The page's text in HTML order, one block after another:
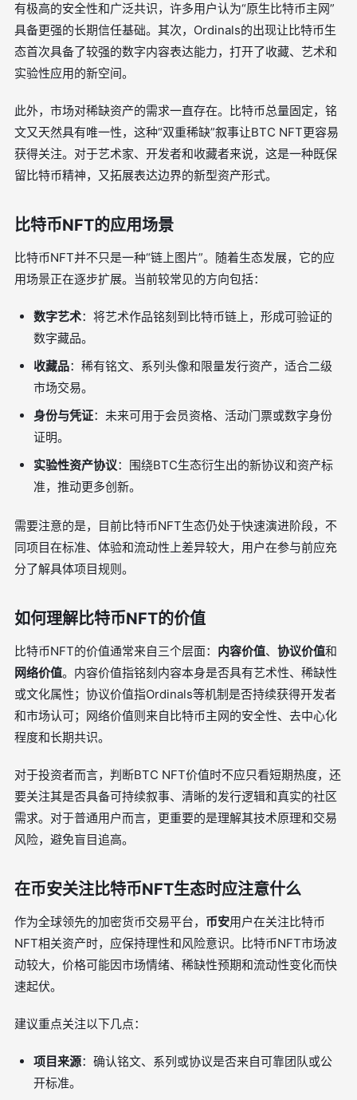
有极高的安全性和广泛共识，许多用户认为“原生比特币主网”
具备更强的长期信任基础。其次，Ordinals的出现让比特币生
态首次具备了较强的数字内容表达能力，打开了收藏、艺术和
实验性应用的新空间。
此外，市场对稀缺资产的需求一直存在。比特币总量固定，铭
文又天然具有唯一性，这种“双重稀缺”叙事让BTC NFT更容易
获得关注。对于艺术家、开发者和收藏者来说，这是一种既保
留比特币精神，又拓展表达边界的新型资产形式。
比特币NFT的应用场景
比特币NFT并不只是一种“链上图片”。随着生态发展，它的应
用场景正在逐步扩展。当前较常见的方向包括：
数字艺术：将艺术作品铭刻到比特币链上，形成可验证的
数字藏品。
收藏品：稀有铭文、系列头像和限量发行资产，适合二级
市场交易。
身份与凭证：未来可用于会员资格、活动门票或数字身份
证明。
实验性资产协议：围绕BTC生态衍生出的新协议和资产标
准，推动更多创新。
需要注意的是，目前比特币NFT生态仍处于快速演进阶段，不
同项目在标准、体验和流动性上差异较大，用户在参与前应充
分了解具体项目规则。
如何理解比特币NFT的价值
比特币NFT的价值通常来自三个层面： 内容价值、 协议价值和
网络价值。内容价值指铭刻内容本身是否具有艺术性、稀缺性
或文化属性；协议价值指Ordinals等机制是否持续获得开发者
和市场认可；网络价值则来自比特币主网的安全性、去中心化
程度和长期共识。
对于投资者而言，判断BTC NFT价值时不应只看短期热度，还
要关注其是否具备可持续叙事、清晰的发行逻辑和真实的社区
需求。对于普通用户而言，更重要的是理解其技术原理和交易
风险，避免盲目追高。
在币安关注比特币NFT生态时应注意什么
作为全球领先的加密货币交易平台， 币安用户在关注比特币
NFT相关资产时，应保持理性和风险意识。比特币NFT市场波
动较大，价格可能因市场情绪、稀缺性预期和流动性变化而快
速起伏。
建议重点关注以下几点：
项目来源：确认铭文、系列或协议是否来自可靠团队或公
开标准。